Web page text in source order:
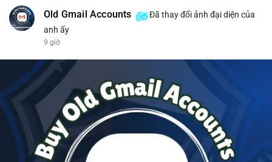
Old Gmail Accounts
Đã thay đổi ảnh đại diện của
anh ấy
9 giờ